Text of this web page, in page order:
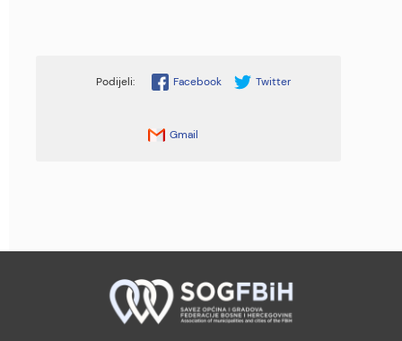
Facebook Twitter
Gmail